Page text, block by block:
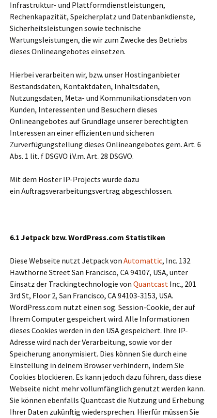
Infrastruktur- und Plattformdienstleistungen,
Rechenkapazität, Speicherplatz und Datenbankdienste,
Sicherheitsleistungen sowie technische
Wartungsleistungen, die wir zum Zwecke des Betriebs
dieses Onlineangebotes einsetzen.
Hierbei verarbeiten wir, bzw. unser Hostinganbieter
Bestandsdaten, Kontaktdaten, Inhaltsdaten,
Nutzungsdaten, Meta- und Kommunikationsdaten von
Kunden, Interessenten und Besuchern dieses
Onlineangebotes auf Grundlage unserer berechtigten
Interessen an einer effizienten und sicheren
Zurverfügungstellung dieses Onlineangebotes gem. Art. 6
Abs. 1 lit. f DSGVO i.V.m. Art. 28 DSGVO.
Mit dem Hoster IP-Projects wurde dazu
ein Auftragsverarbeitungsvertrag abgeschlossen.
6.1 Jetpack bzw. WordPress.com Statistiken
Diese Webseite nutzt Jetpack von Automattic, Inc. 132
Hawthorne Street San Francisco, CA 94107, USA, unter
Einsatz der Trackingtechnologie von Quantcast Inc., 201
3rd St, Floor 2, San Francisco, CA 94103-3153, USA.
WordPress.com nutzt einen sog. Session-Cookie, der auf
Ihrem Computer gespeichert wird. Alle Informationen
dieses Cookies werden in den USA gespeichert. Ihre IP-
Adresse wird nach der Verarbeitung, sowie vor der
Speicherung anonymisiert. Dies können Sie durch eine
Einstellung in deinem Browser verhindern, indem Sie
Cookies blockieren. Es kann jedoch dazu führen, dass diese
Webseite nicht mehr vollumfänglich genutzt werden kann.
Sie können ebenfalls Quantcast die Nutzung und Erhebung
Ihrer Daten zukünftig wiedersprechen. Hierfür müssen Sie